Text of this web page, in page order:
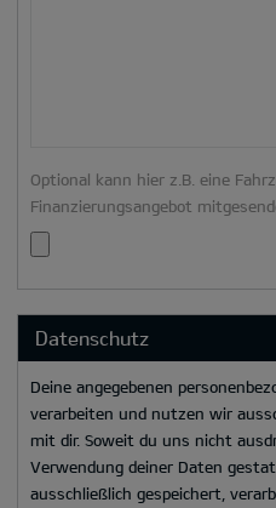
Optional kann hier z.B. eine
Finanzierungsangebot
Datenschutz
Deine angegebenen
verarbeiten und nutzen wir
mit dir. Soweit du uns nicht
Verwendung deiner Daten
ausschließlich gespeichert,